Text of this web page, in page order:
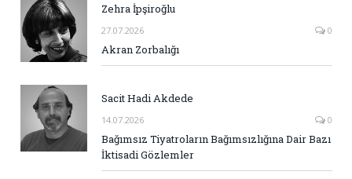
Zehra İpşiroğlu
27.07.2026 0
Akran Zorbalığı
Sacit Hadi Akdede
14.07.2026 0
Bağımsız Tiyatroların Bağımsızlığına Dair Bazı
İktisadi Gözlemler